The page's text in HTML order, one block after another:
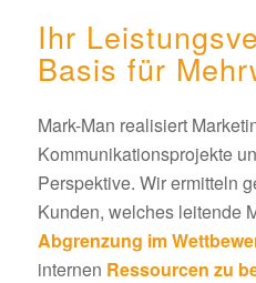
Ihr
Basis für
Mark-Man realisiert
Kommunikationsprojekte
Perspektive. Wir ermitteln
Kunden, welches leitende
Abgrenzung im
internen Ressourcen zu